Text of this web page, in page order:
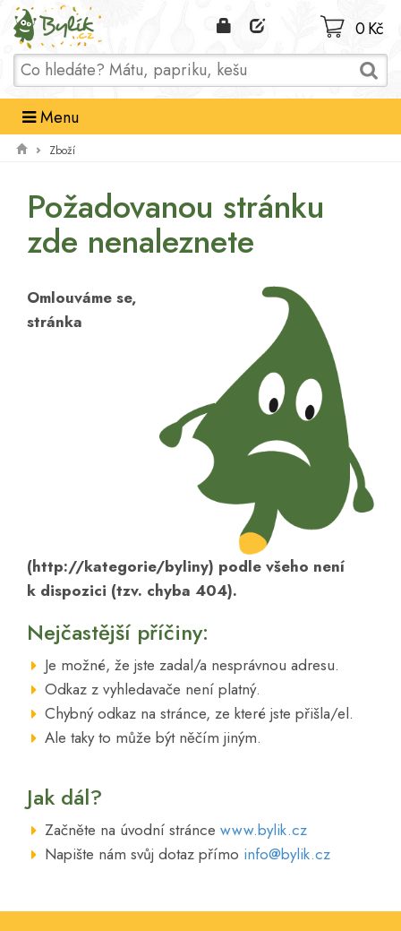
Domů
0 Kč
Menu
Zboží
Požadovanou stránku
zde nenaleznete
Omlouváme se,
stránka
(http://kategorie/byliny) podle všeho není
k dispozici (tzv. chyba 404).
Nejčastější příčiny:
Je možné, že jste zadal/a nesprávnou adresu.
Odkaz z vyhledavače není platný.
Chybný odkaz na stránce, ze které jste přišla/el.
Ale taky to může být něčím jiným.
Jak dál?
Začněte na úvodní stránce www.bylik.cz
Napište nám svůj dotaz přímo info@bylik.cz